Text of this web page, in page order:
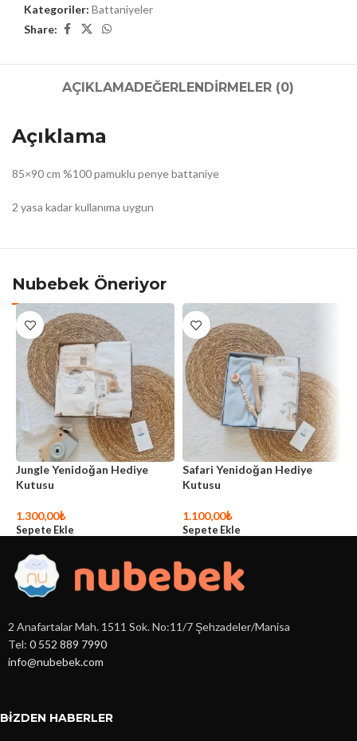
Kategoriler: Battaniyeler
Share:
AÇIKLAMADEĞERLENDIRMELER (0)
Açıklama
85×90 cm %100 pamuklu penye battaniye
2 yasa kadar kullanıma uygun
Nubebek Öneriyor
Jungle Yenidoğan Hediye
Kutusu
1.300,00₺
Sepete Ekle
Safari Yenidoğan Hediye
Kutusu
1.100,00₺
Sepete Ekle
2 Anafartalar Mah. 1511 Sok. No:11/7 Şehzadeler/Manisa
Tel: 0 552 889 7990
info@nubebek.com
BIZDEN HABERLER